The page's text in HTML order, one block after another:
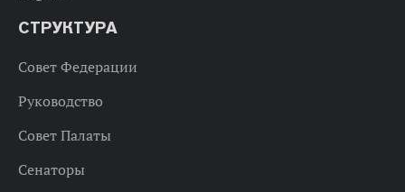
СТРУКТУРА
Совет Федерации
Руководство
Совет Палаты
Сенаторы